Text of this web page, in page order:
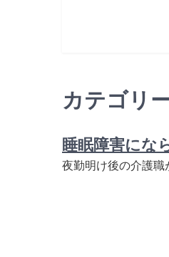
カテゴリ
睡眠障害にな
夜勤明け後の介護